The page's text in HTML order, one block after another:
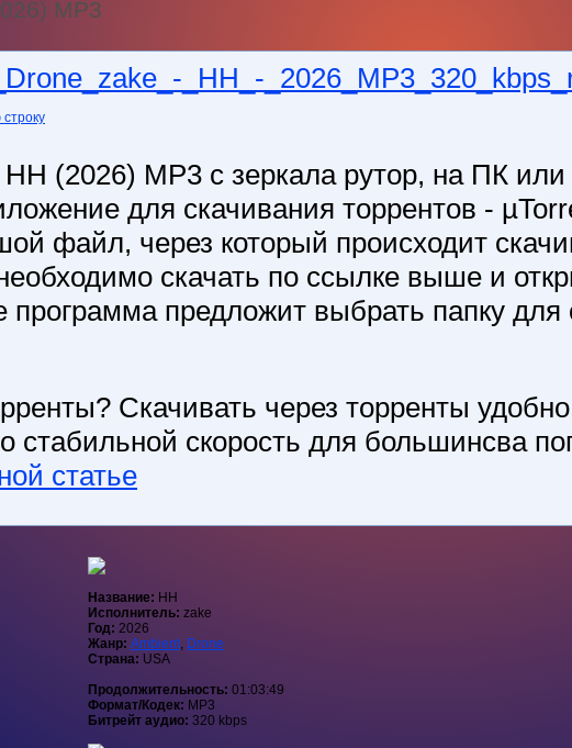
MP3
_HH_-
(2026) MP3 с зеркала рутор, на ПК
для скачивания торрентов -
файл, через который происходит
скачать по ссылке выше и
программа предложит выбрать папку для
Скачивать через торренты
стабильной скорость для большинсва
статье
Название: HH
Исполнитель: zake
Год: 2026
Жанр: Ambient, Drone
Страна: USA
Продолжительность: 01:03:49
Формат/Кодек: MP3
Битрейт аудио: 320 kbps